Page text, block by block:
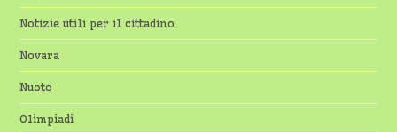
Notizie utili per il cittadino
Novara
Nuoto
Olimpiadi